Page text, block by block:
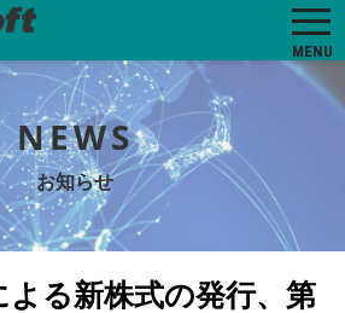
MENU
NEWS
お知らせ
よる新株式の発行、第